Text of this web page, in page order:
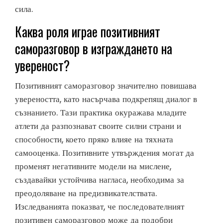
сила.
Каква роля играе позитивният
саморазговор в изграждането на
увереност?
Позитивният саморазговор значително повишава
увереността, като насърчава подкрепящ диалог в
съзнанието. Тази практика окуражава младите
атлети да разпознават своите силни страни и
способности, което пряко влияе на тяхната
самооценка. Позитивните утвърждения могат да
променят негативните модели на мислене,
създавайки устойчива нагласа, необходима за
преодоляване на предизвикателствата.
Изследванията показват, че последователният
позитивен саморазговор може да подобри